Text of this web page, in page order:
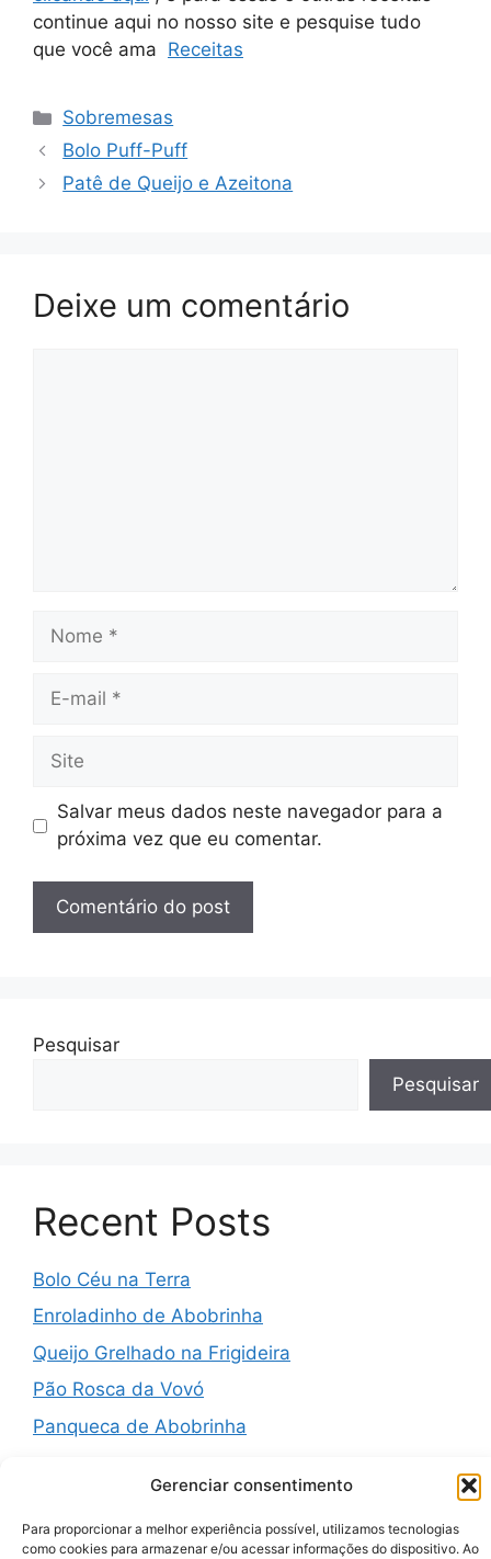
Gerenciar consentimento
Para proporcionar a melhor experiência possível, utilizamos tecnologias
como cookies para armazenar e/ou acessar informações do dispositivo. Ao
continue aqui no nosso site e pesquise tudo
que você ama Receitas
Categorias
Sobremesas
Bolo Puff-Puff
Patê de Queijo e Azeitona
Deixe um comentário
Nome
Site
Salvar meus dados neste navegador para a
próxima vez que eu comentar.
Pesquisar
Pesquisar
Recent Posts
Bolo Céu na Terra
Enroladinho de Abobrinha
Queijo Grelhado na Frigideira
Pão Rosca da Vovó
Panqueca de Abobrinha